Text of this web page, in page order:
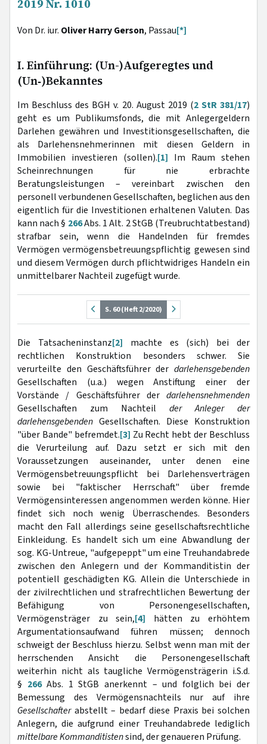
2019 Nr. 1010
Von Dr. iur. Oliver Harry Gerson, Passau[*]
I. Einführung: (Un-)Aufgeregtes und
(Un‑)Bekanntes
Im Beschluss des BGH v. 20. August 2019 (2 StR 381/17)
geht es um Publikumsfonds, die mit Anlegergeldern
Darlehen gewähren und Investitionsgesellschaften, die
als Darlehensnehmerinnen mit diesen Geldern in
Immobilien investieren (sollen).[1] Im Raum stehen
Scheinrechnungen für nie erbrachte
Beratungsleistungen – vereinbart zwischen den
personell verbundenen Gesellschaften, beglichen aus den
eigentlich für die Investitionen erhaltenen Valuten. Das
kann nach § 266Abs. 1 Alt. 2 StGB (Treubruchtatbestand)
strafbar sein, wenn die Handelnden für fremdes
Vermögen vermögensbetreuungspflichtig gewesen sind
und diesem Vermögen durch pflichtwidriges Handeln ein
unmittelbarer Nachteil zugefügt wurde.
S. 60 (Heft 2/2020)
Die Tatsacheninstanz[2] machte es (sich) bei der
rechtlichen Konstruktion besonders schwer. Sie
verurteilte den Geschäftsführer der darlehensgebenden
Gesellschaften (u.a.) wegen Anstiftung einer der
Vorstände / Geschäftsführer der darlehensnehmenden
Gesellschaften zum Nachteil der Anleger der
darlehensgebenden Gesellschaften. Diese Konstruktion
"über Bande" befremdet.[3] Zu Recht hebt der Beschluss
die Verurteilung auf. Dazu setzt er sich mit den
Voraussetzungen auseinander, unter denen eine
Vermögensbetreuungspflicht bei Darlehensverträgen
sowie bei "faktischer Herrschaft" über fremde
Vermögensinteressen angenommen werden könne. Hier
findet sich noch wenig Überraschendes. Besonders
macht den Fall allerdings seine gesellschaftsrechtliche
Einkleidung. Es handelt sich um eine Abwandlung der
sog. KG-Untreue, "aufgepeppt" um eine Treuhandabrede
zwischen den Anlegern und der Kommanditistin der
potentiell geschädigten KG. Allein die Unterschiede in
der zivilrechtlichen und strafrechtlichen Bewertung der
Befähigung von Personengesellschaften,
Vermögensträger zu sein,[4] hätten zu erhöhtem
Argumentationsaufwand führen müssen; dennoch
schweigt der Beschluss hierzu. Selbst wenn man mit der
herrschenden Ansicht die Personengesellschaft
weiterhin nicht als taugliche Vermögensträgerin i.S.d.
§ 266Abs. 1 StGB anerkennt – und folglich bei der
Bemessung des Vermögensnachteils nur auf ihre
Gesellschafterabstellt – bedarf diese Praxis bei solchen
Anlegern, die aufgrund einer Treuhandabrede lediglich
mittelbare Kommanditistensind, der genaueren Prüfung.